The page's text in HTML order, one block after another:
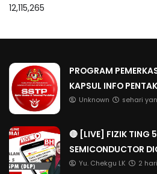
12,115,265
PROGRAM
KAPSUL INFO
Unknown sehari
🔴 [LIVE] FIZIK TING
SEMICONDUCTOR
Yu. Chekgu LK 2